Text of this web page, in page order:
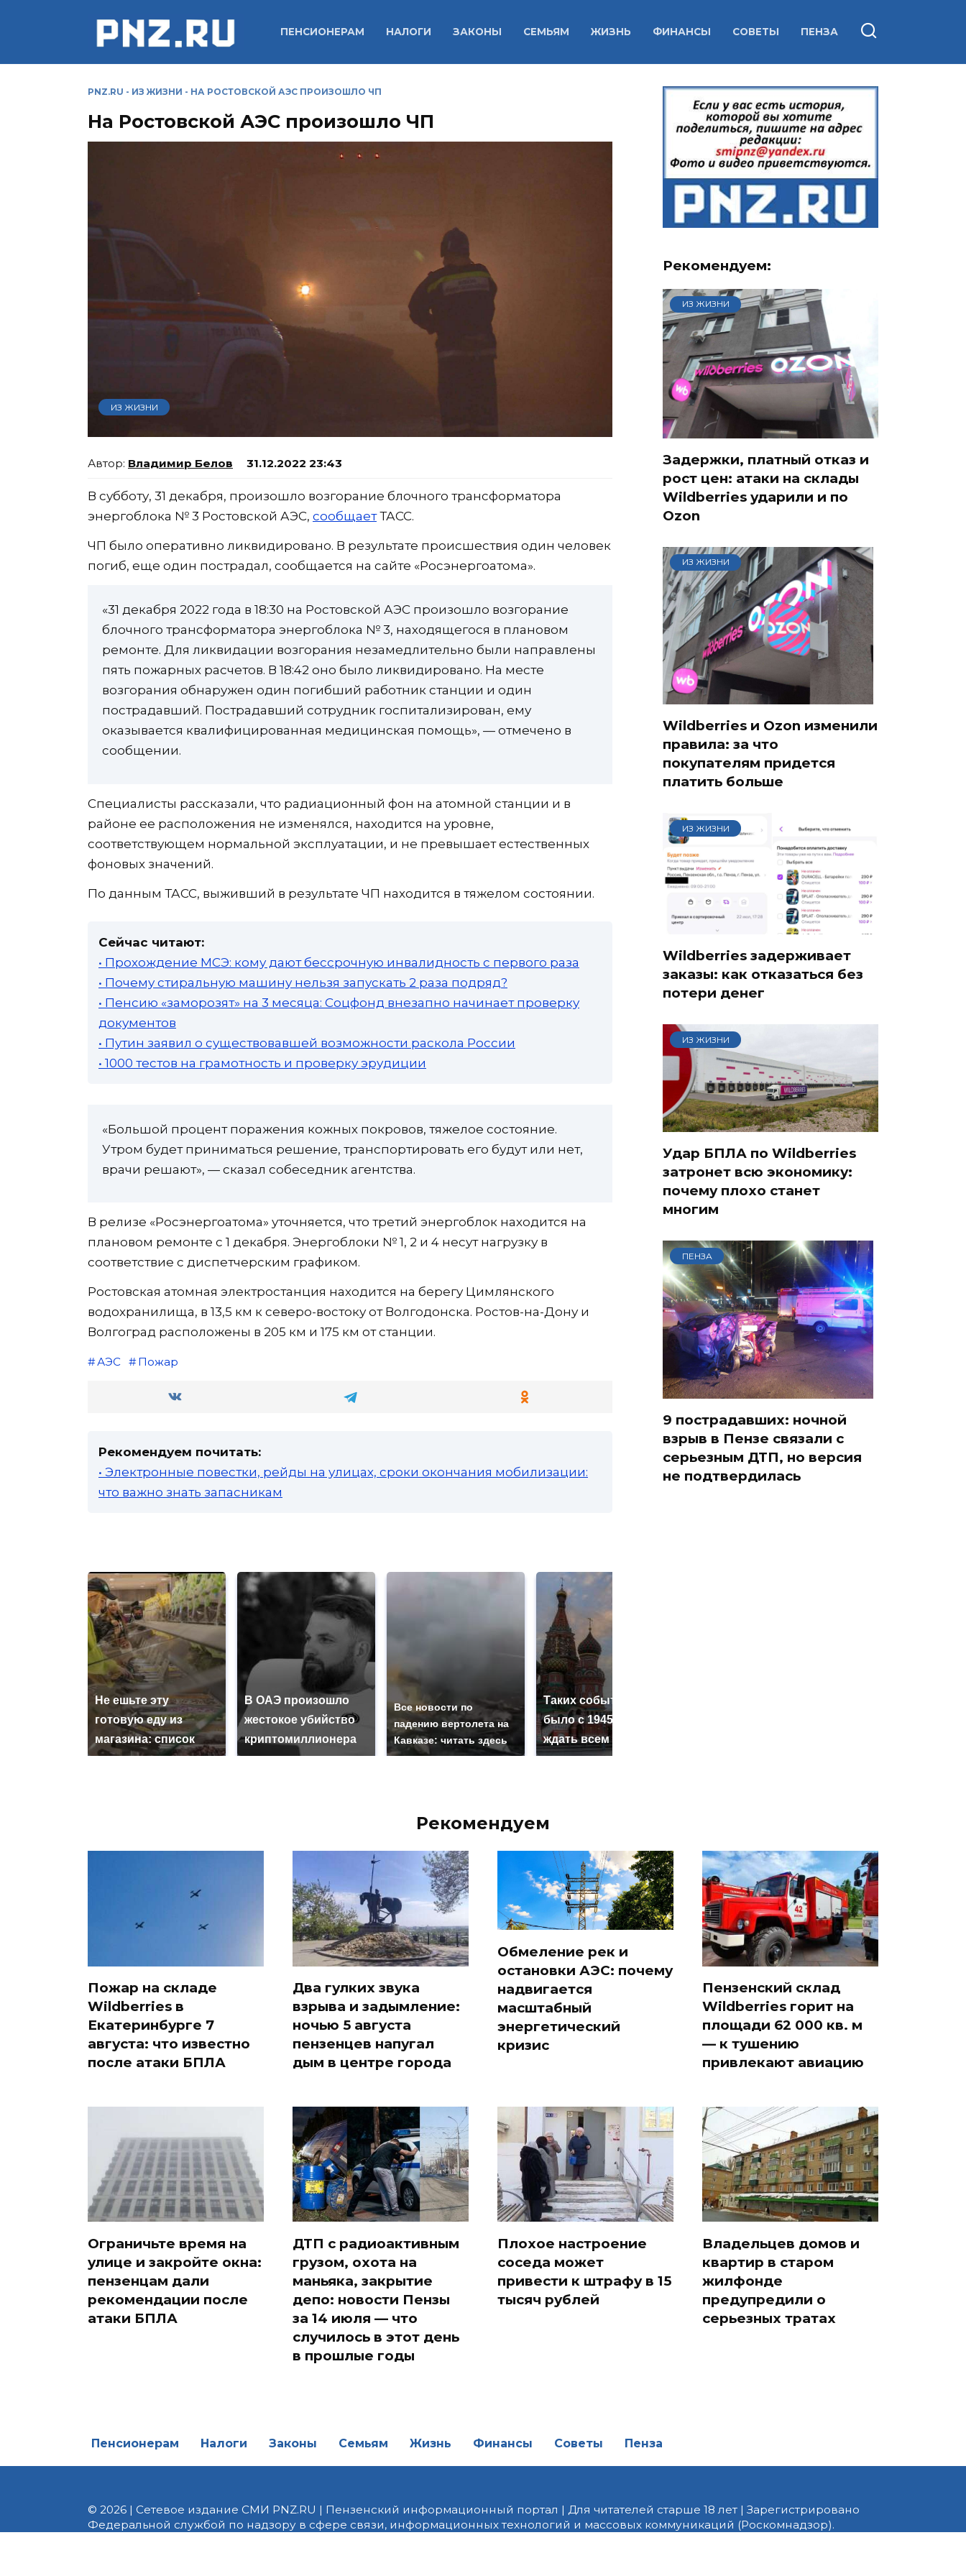
ПЕНСИОНЕРАМ НАЛОГИ ЗАКОНЫ СЕМЬЯМ ЖИЗНЬ ФИНАНСЫ СОВЕТЫ ПЕНЗА
PNZ.RU - ИЗ ЖИЗНИ - НА РОСТОВСКОЙ АЭС ПРОИЗОШЛО ЧП
На Ростовской АЭС произошло ЧП
ИЗ ЖИЗНИ
Владимир Белов 31.12.2022 23:43
В субботу, 31 декабря, произошло возгорание блочного трансформатора
энергоблока № 3 Ростовской АЭС, сообщаетТАСС.
ЧП было оперативно ликвидировано. В результате происшествия один человек
погиб, еще один пострадал, сообщается на сайте «Росэнергоатома».
«31 декабря 2022 года в 18:30 на Ростовской АЭС произошло возгорание
блочного трансформатора энергоблока № 3, находящегося в плановом
ремонте. Для ликвидации возгорания незамедлительно были направлены
пять пожарных расчетов. В 18:42 оно было ликвидировано. На месте
возгорания обнаружен один погибший работник станции и один
пострадавший. Пострадавший сотрудник госпитализирован, ему
оказывается квалифицированная медицинская помощь», — отмечено в
сообщении.
Специалисты рассказали, что радиационный фон на атомной станции и в
районе ее расположения не изменялся, находится на уровне,
соответствующем нормальной эксплуатации, и не превышает естественных
фоновых значений.
По данным ТАСС, выживший в результате ЧП находится в тяжелом состоянии.
Сейчас читают:
• Прохождение МСЭ: кому дают бессрочную инвалидность с первого раза
• Почему стиральную машину нельзя запускать 2 раза подряд?
• Пенсию «заморозят» на 3 месяца: Соцфонд внезапно начинает проверку
документов
• Путин заявил о существовавшей возможности раскола России
• 1000 тестов на грамотность и проверку эрудиции
«Большой процент поражения кожных покровов, тяжелое состояние.
Утром будет приниматься решение, транспортировать его будут или нет,
врачи решают», — сказал собеседник агентства.
В релизе «Росэнергоатома» уточняется, что третий энергоблок находится на
плановом ремонте с 1 декабря. Энергоблоки № 1, 2 и 4 несут нагрузку в
соответствие с диспетчерским графиком.
Ростовская атомная электростанция находится на берегу Цимлянского
водохранилища, в 13,5 км к северо-востоку от Волгодонска. Ростов-на-Дону и
Волгоград расположены в 205 км и 175 км от станции.
АЭС Пожар
Рекомендуем почитать:
• Электронные повестки, рейды на улицах, сроки окончания мобилизации:
что важно знать запасникам
Не ешьте эту
готовую еду из
магазина: список
В ОАЭ произошло
жестокое убийство
криптомиллионера
Все новости по
падению вертолета на
Кавказе: читать здесь
Таких событий не
было с 1945: чего
ждать всем нам?
Рекомендуем:
ИЗ ЖИЗНИ
Задержки, платный отказ и
рост цен: атаки на склады
Wildberries ударили и по
Ozon
ИЗ ЖИЗНИ
Wildberries и Ozon изменили
правила: за что
покупателям придется
платить больше
ИЗ ЖИЗНИ
Wildberries задерживает
заказы: как отказаться без
потери денег
ИЗ ЖИЗНИ
Удар БПЛА по Wildberries
затронет всю экономику:
почему плохо станет
многим
ПЕНЗА
9 пострадавших: ночной
взрыв в Пензе связали с
серьезным ДТП, но версия
не подтвердилась
Рекомендуем
Пожар на складе
Wildberries в
Екатеринбурге 7
августа: что известно
после атаки БПЛА
Два гулких звука
взрыва и задымление:
ночью 5 августа
пензенцев напугал
дым в центре города
Обмеление рек и
остановки АЭС: почему
надвигается
масштабный
энергетический
кризис
Пензенский склад
Wildberries горит на
площади 62 000 кв. м
— к тушению
привлекают авиацию
Ограничьте время на
улице и закройте окна:
пензенцам дали
рекомендации после
атаки БПЛА
ДТП с радиоактивным
грузом, охота на
маньяка, закрытие
депо: новости Пензы
за 14 июля — что
случилось в этот день
в прошлые годы
Плохое настроение
соседа может
привести к штрафу в 15
тысяч рублей
Владельцев домов и
квартир в старом
жилфонде
предупредили о
серьезных тратах
Пенсионерам Налоги Законы Семьям Жизнь Финансы Советы Пенза
© 2026 | Сетевое издание СМИ PNZ.RU | Пензенский информационный портал | Для читателей старше 18 лет | Зарегистрировано
Федеральной службой по надзору в сфере связи, информационных технологий и массовых коммуникаций (Роскомнадзор).